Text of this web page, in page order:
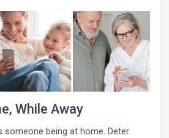
While Away
someone being at home. Deter